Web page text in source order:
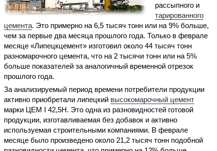
рассыпного и
тарированного
цемента. Это примерно на 6,5 тысяч тонн или на 9% больше,
чем за первые два месяца прошлого года. Только в феврале
месяце «Липецкцемент» изготовил около 44 тысяч тонн
разномарочного цемента, что на 2 тысячи тонн или на 5%
больше показателей за аналогичный временной отрезок
прошлого года.
За анализируемый период времени потребители продукции
активно приобретали липецкий высокомарочный цемент
марки ЦЕМ I 42,5H. Это одна из разновидностей готовой
продукции, изготавливаемая без добавок и активно
используемая строительными компаниями. В феврале
месяце было произведено около 21,2 тысяч тонн подобной